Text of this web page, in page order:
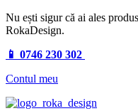
Nu ești sigur că ai ales
RokaDesign.
📱 0746 230 302
Contul meu